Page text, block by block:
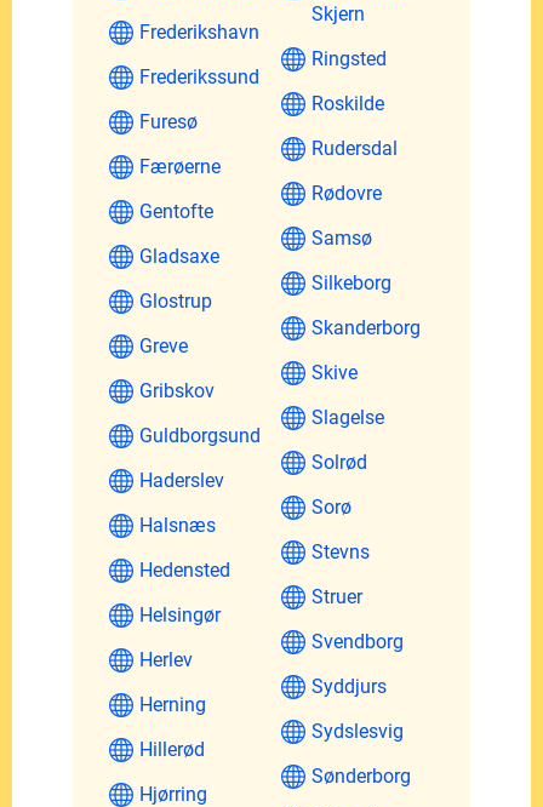
Frederikshavn
Frederikssund
Furesø
Færøerne
Gentofte
Gladsaxe
Glostrup
Greve
Gribskov
Guldborgsund
Haderslev
Halsnæs
Hedensted
Helsingør
Herlev
Herning
Hillerød
Hjørring
Skjern
Ringsted
Roskilde
Rudersdal
Rødovre
Samsø
Silkeborg
Skanderborg
Skive
Slagelse
Solrød
Sorø
Stevns
Struer
Svendborg
Syddjurs
Sydslesvig
Sønderborg